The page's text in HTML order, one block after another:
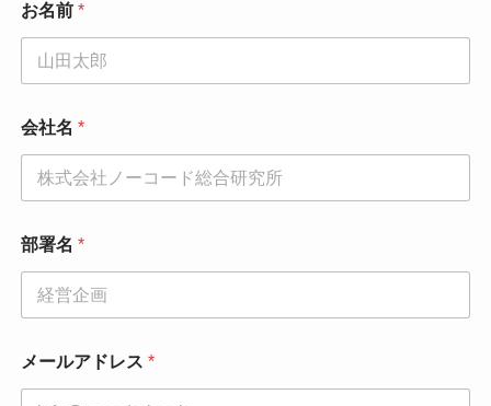
お名前 *
会社名 *
*
メ
ド
レ
ス
部署名 *
メールアドレス *